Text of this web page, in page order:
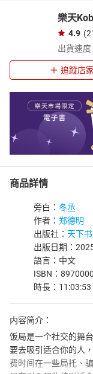
樂天
4.9
出貨速度
追蹤店家
商品詳情
旁白： 冬丞
作者： 郑德明
出版社： 天下
出版日期：
語言：中文
ISBN：
時長：11:03:53
内容简介：
饭局是一个社交的舞
要去吸引适合你的人
费时间在一些局托、